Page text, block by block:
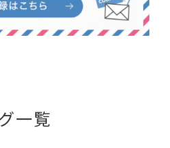
一覧